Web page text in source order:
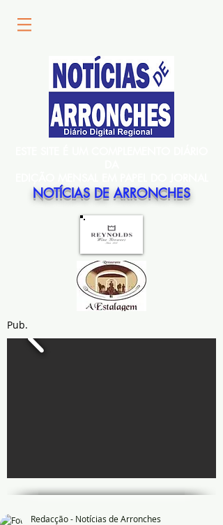
NOTÍCIAS DE ARRONCHES
Pub.
Redacção - Notícias de Arronches